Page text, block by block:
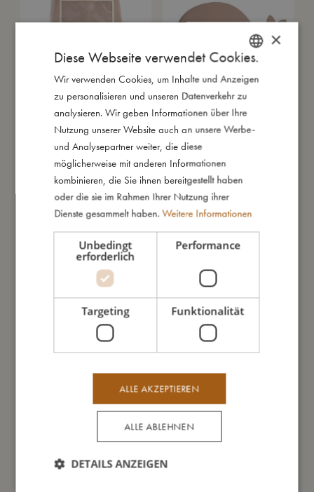
Organizer für die Rückenlehne -
Dino beach
€
In den Warenkorb
Rutschfeste Bodenmatte - Christian
der Wal - Warm Grey
In den Warenkorb
Lucca – Neoprenbadehose 2-3
Jahre – Ocean Blossom
16,79
In den Warenkorb
Ocean Blossom
In den Warenkorb
SALE
DANISH
ENGLISH
GERMAN
×
Diese Webseite verwendet Cookies.
Wir verwenden Cookies, um Inhalte und Anzeigen
zu personalisieren und unseren Datenverkehr zu
analysieren. Wir geben Informationen über Ihre
Nutzung unserer Website auch an unsere Werbe-
und Analysepartner weiter, die diese
möglicherweise mit anderen Informationen
kombinieren, die Sie ihnen bereitgestellt haben
oder die sie im Rahmen Ihrer Nutzung ihrer
Dienste gesammelt haben. Weitere Informationen
Unbedingt
erforderlich
Performance
Targeting Funktionalität
ALLE AKZEPTIEREN
ALLE ABLEHNEN
DETAILS ANZEIGEN